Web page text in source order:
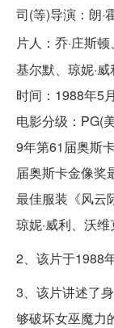
司(等)导演：朗·
片人：乔·庄斯
基尔默、琼妮·
时间：1988年5
电影分级：PG(
9年第61届奥斯
届奥斯卡金像奖
最佳服装《风云
琼妮·威利、沃维
2、该片于1988
3、该片讲述了
够破坏女巫魔力